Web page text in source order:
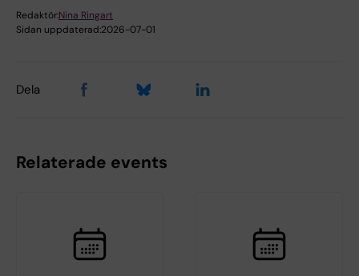
Redaktör:Nina Ringart
Sidan uppdaterad:2026-07-01
Dela
Relaterade events